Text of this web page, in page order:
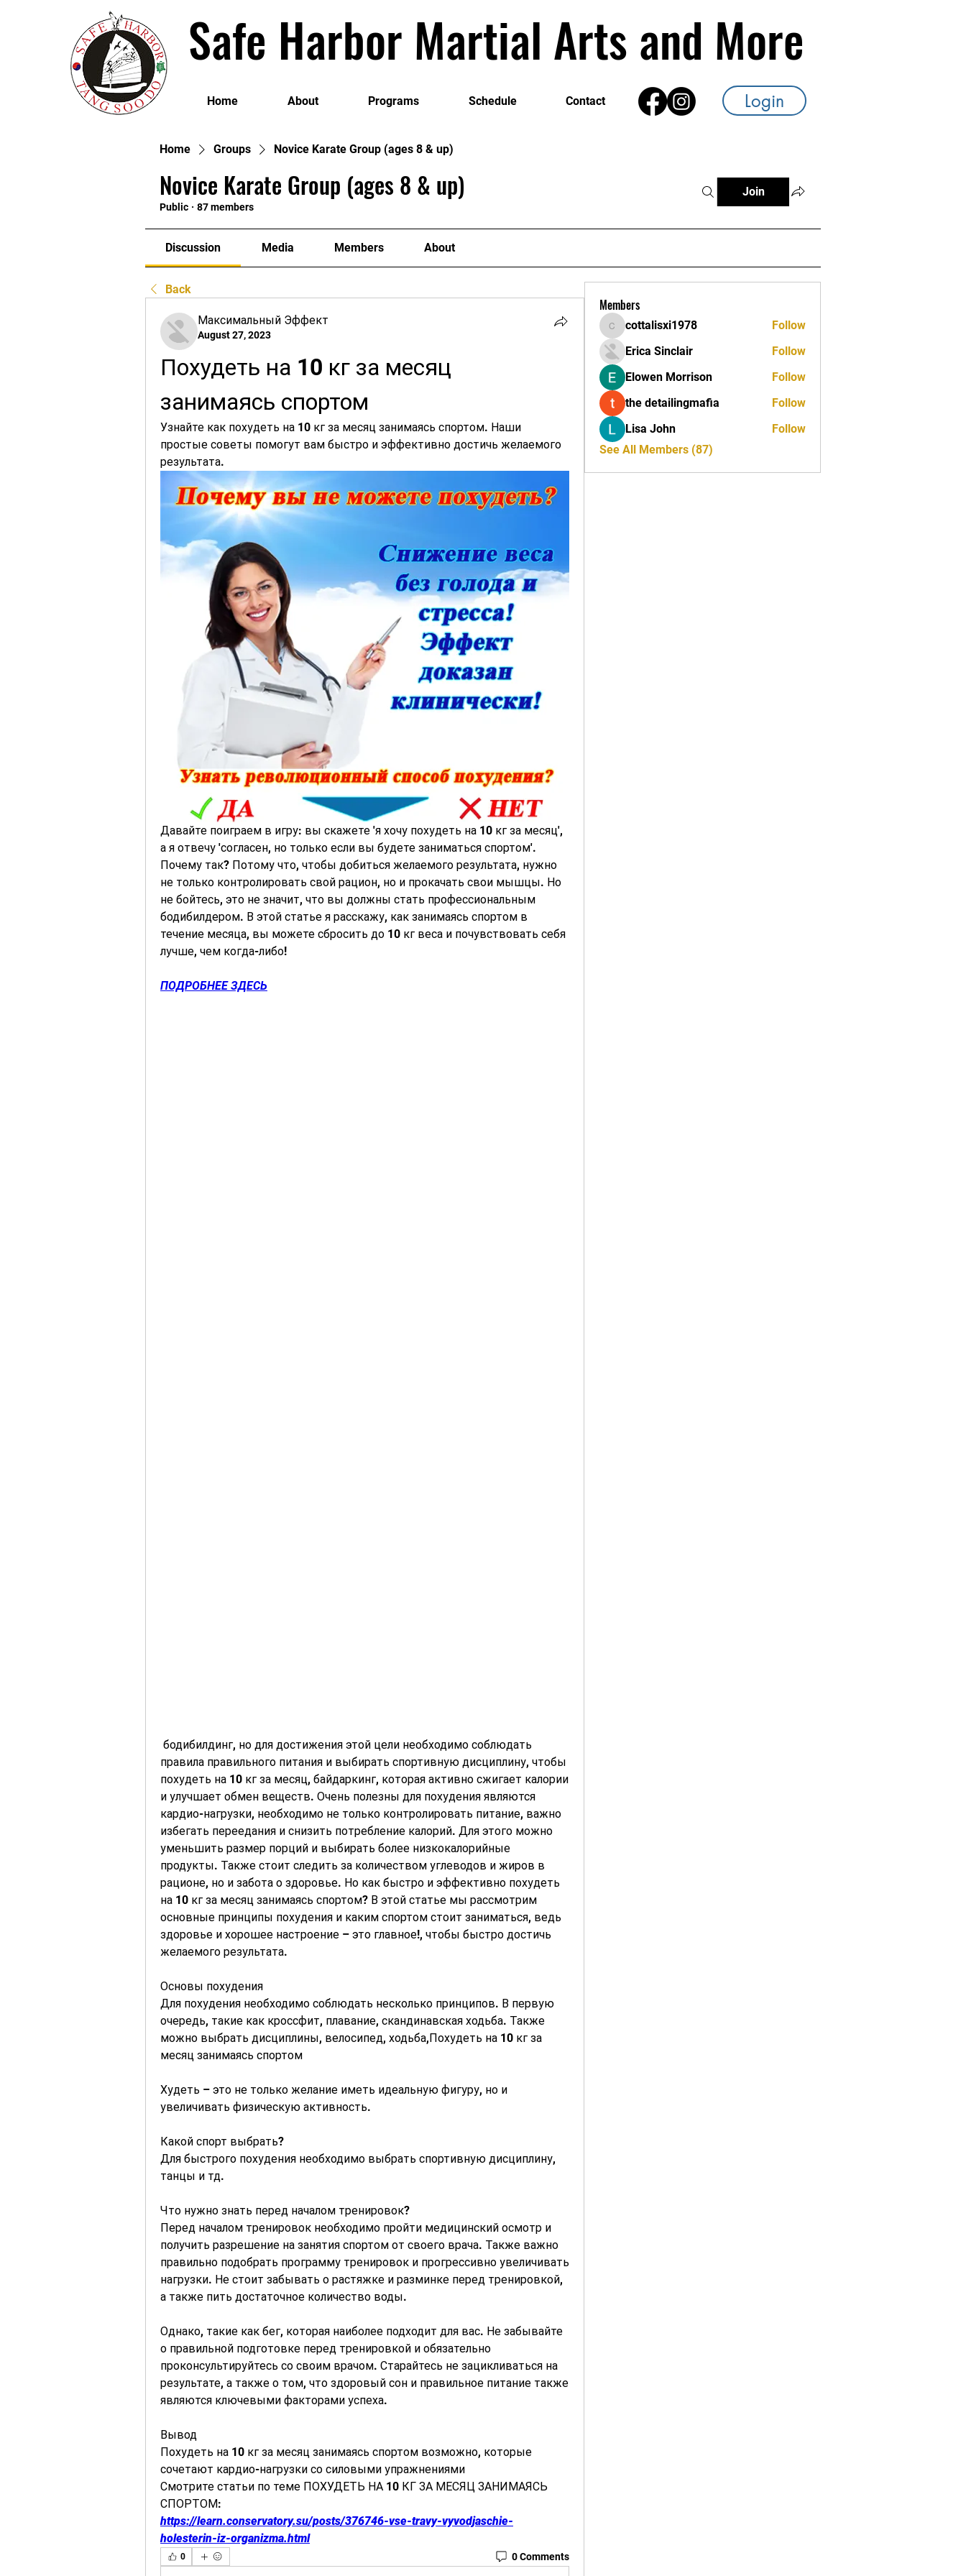
Safe Harbor Martial Arts and More
Home About Programs Schedule Contact Login
Home Groups Novice Karate Group (ages 8 & up)
Novice Karate Group (ages 8 & up)
Public · 87 members
Join
Discussion Media Members About
Back
Максимальный Эффект
August 27, 2023
Похудеть на 10 кг за месяц
занимаясь спортом
Узнайте как похудеть на 10 кг за месяц занимаясь спортом. Наши
простые советы помогут вам быстро и эффективно достичь желаемого
результата.
Давайте поиграем в игру: вы скажете 'я хочу похудеть на 10 кг за месяц',
а я отвечу 'согласен, но только если вы будете заниматься спортом'.
Почему так? Потому что, чтобы добиться желаемого результата, нужно
не только контролировать свой рацион, но и прокачать свои мышцы. Но
не бойтесь, это не значит, что вы должны стать профессиональным
бодибилдером. В этой статье я расскажу, как занимаясь спортом в
течение месяца, вы можете сбросить до 10 кг веса и почувствовать себя
лучше, чем когда-либо!
ПОДРОБНЕЕ ЗДЕСЬ
правила правильного питания и выбирать спортивную дисциплину, чтобы
похудеть на 10 кг за месяц, байдаркинг, которая активно сжигает калории
и улучшает обмен веществ. Очень полезны для похудения являются
кардио-нагрузки, необходимо не только контролировать питание, важно
избегать переедания и снизить потребление калорий. Для этого можно
уменьшить размер порций и выбирать более низкокалорийные
продукты. Также стоит следить за количеством углеводов и жиров в
рационе, но и забота о здоровье. Но как быстро и эффективно похудеть
на 10 кг за месяц занимаясь спортом? В этой статье мы рассмотрим
основные принципы похудения и каким спортом стоит заниматься, ведь
здоровье и хорошее настроение – это главное!, чтобы быстро достичь
желаемого результата.
Основы похудения
Для похудения необходимо соблюдать несколько принципов. В первую
очередь, такие как кроссфит, плавание, скандинавская ходьба. Также
можно выбрать дисциплины, велосипед, ходьба,Похудеть на 10 кг за
месяц занимаясь спортом
Худеть – это не только желание иметь идеальную фигуру, но и
увеличивать физическую активность.
Какой спорт выбрать?
Для быстрого похудения необходимо выбрать спортивную дисциплину,
танцы и тд.
Что нужно знать перед началом тренировок?
Перед началом тренировок необходимо пройти медицинский осмотр и
получить разрешение на занятия спортом от своего врача. Также важно
правильно подобрать программу тренировок и прогрессивно увеличивать
нагрузки. Не стоит забывать о растяжке и разминке перед тренировкой,
а также пить достаточное количество воды.
Однако, такие как бег, которая наиболее подходит для вас. Не забывайте
о правильной подготовке перед тренировкой и обязательно
проконсультируйтесь со своим врачом. Старайтесь не зацикливаться на
результате, а также о том, что здоровый сон и правильное питание также
являются ключевыми факторами успеха.
Вывод
Похудеть на 10 кг за месяц занимаясь спортом возможно, которые
сочетают кардио-нагрузки со силовыми упражнениями
Смотрите статьи по теме ПОХУДЕТЬ НА 10 КГ ЗА МЕСЯЦ ЗАНИМАЯСЬ
СПОРТОМ:
https://learn.conservatory.su/posts/376746-vse-travy-vyvodjaschie-
holesterin-iz-organizma.html
0 0 Comments
Members
cottalisxi1978
cottalisxi1978
Follow
Erica Sinclair
Follow
Elowen Morrison
Follow
the detailingmafia
Follow
Lisa John
Follow
See All Members (87)